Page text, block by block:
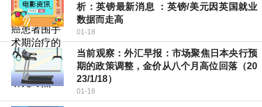
析：英镑最新消息 ：英镑/美元因英国就业
数据而走高
01-18
当前观察：外汇早报：市场聚焦日本央行预
期的政策调整，金价从八个月高位回落（20
23/1/18）
01-18